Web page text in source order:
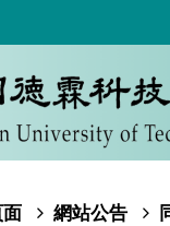
網站公告